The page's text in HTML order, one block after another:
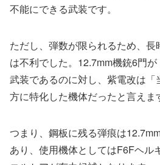
不能にできる武装です。
ただし、弾数が限られるため、
は不利でした。12.7mm機銃6門が
武装であるのに対し、紫電改は
方に特化した機体だったと言えま
つまり、鋼板に残る弾痕は
あり、使用機体としてはF6Fヘル